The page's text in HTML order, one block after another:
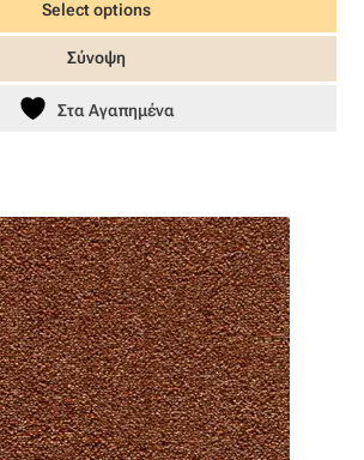
Select options
Σύνοψη
Στα Αγαπημένα